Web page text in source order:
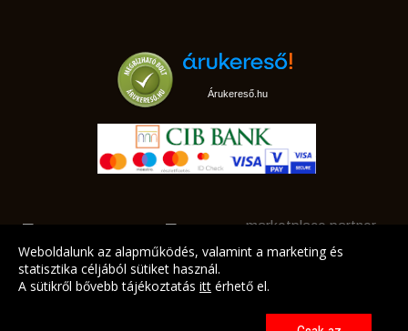
Árukereső.hu
marketplace partner
Weboldalunk az alapműködés, valamint a marketing és
statisztika céljából sütiket használ.
A sütikről bővebb tájékoztatás itt érhető el.